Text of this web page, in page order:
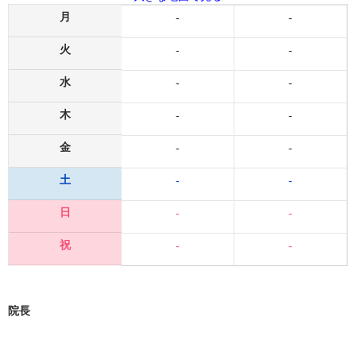
月
火
水
木
金
土
日
祝
-
-
-
-
-
-
-
-
-
-
-
-
-
-
-
-
院長